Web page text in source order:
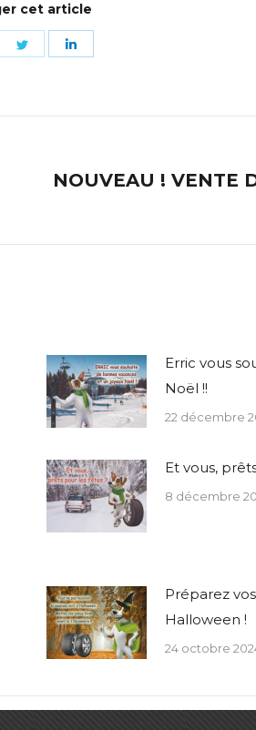
cet article
Partager
Article
:
NOUVEAU ! VENTE
Erric vous
Noël !!
22 décembre
Et vous,
8 décembre
Préparez
Halloween !
24 octobre